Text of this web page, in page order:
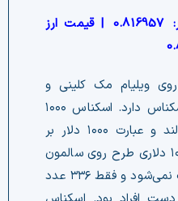
0.816957 | قیمت ارز
طرح روی ویلیام مک کلینی و
عبارت ۵۰۰ دلار بر پشت اسکناس دارد. اسکناس ۱۰۰۰
دلاری طرح روی گروور کلولند و عبارت ۱۰۰۰ دلار بر
پشت آن دارد، اسکناس ۱۰۰۰۰ دلاری طرح روی سالمون
پی چیس دارد که دیگر چاپ نمی‌شود و فقط ۳۳۶ عدد